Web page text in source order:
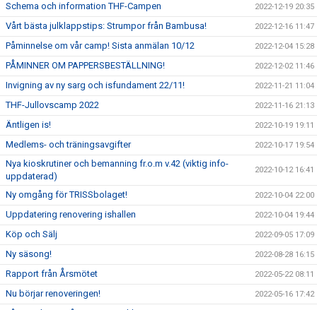
Schema och information THF-Campen 2022-12-19 20:35
Vårt bästa julklappstips: Strumpor från Bambusa! 2022-12-16 11:47
Påminnelse om vår camp! Sista anmälan 10/12 2022-12-04 15:28
PÅMINNER OM PAPPERSBESTÄLLNING! 2022-12-02 11:46
Invigning av ny sarg och isfundament 22/11! 2022-11-21 11:04
THF-Jullovscamp 2022 2022-11-16 21:13
Äntligen is! 2022-10-19 19:11
Medlems- och träningsavgifter 2022-10-17 19:54
Nya kioskrutiner och bemanning fr.o.m v.42 (viktig info-
uppdaterad)
2022-10-12 16:41
Ny omgång för TRISSbolaget! 2022-10-04 22:00
Uppdatering renovering ishallen 2022-10-04 19:44
Köp och Sälj 2022-09-05 17:09
Ny säsong! 2022-08-28 16:15
Rapport från Årsmötet 2022-05-22 08:11
Nu börjar renoveringen! 2022-05-16 17:42